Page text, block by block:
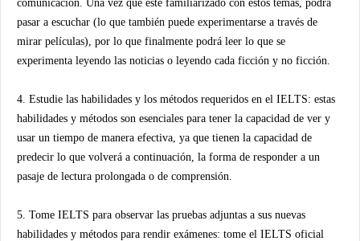
comunicación. Una vez que esté familiarizado con estos temas, podrá
pasar a escuchar (lo que también puede experimentarse a través de
mirar películas), por lo que finalmente podrá leer lo que se
experimenta leyendo las noticias o leyendo cada ficción y no ficción.
4. Estudie las habilidades y los métodos requeridos en el IELTS: estas
habilidades y métodos son esenciales para tener la capacidad de ver y
usar un tiempo de manera efectiva, ya que tienen la capacidad de
predecir lo que volverá a continuación, la forma de responder a un
pasaje de lectura prolongada o de comprensión.
5. Tome IELTS para observar las pruebas adjuntas a sus nuevas
habilidades y métodos para rendir exámenes: tome el IELTS oficial